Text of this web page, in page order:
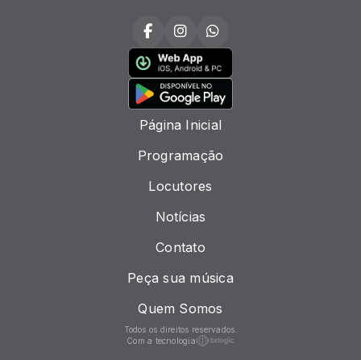
Página Inicial
Programação
Locutores
Notícias
Contato
Peça sua música
Quem Somos
Todos os direitos reservados.
Com a tecnologia